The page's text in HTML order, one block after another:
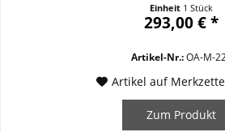
high. Height meassured top edge Rail
8mm, Medium-14mm, High-
Einheit 1 Stück
293,00 € *
Artikel-Nr.:OA-M-
Artikel auf
Zum Produkt